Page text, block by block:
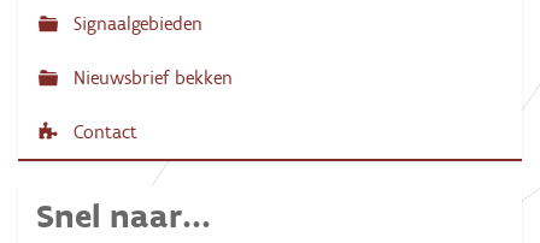
Signaalgebieden
Nieuwsbrief bekken
Contact
Snel naar...